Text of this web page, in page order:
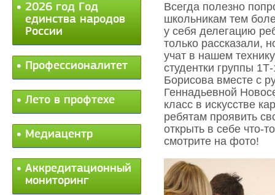
2026 год Год
единства народов
России
Профессионалитет
Лето в профтехе
Медиацентр
Аккредитационный
мониторинг
Всегда полезно
школьникам тем
у себя делегацию
только рассказали,
учат в нашем
студентки группы
Борисова вместе с
Геннадьевной
класс в искусстве
ребятам проявить
открыть в себе что-
смотрите на фото!